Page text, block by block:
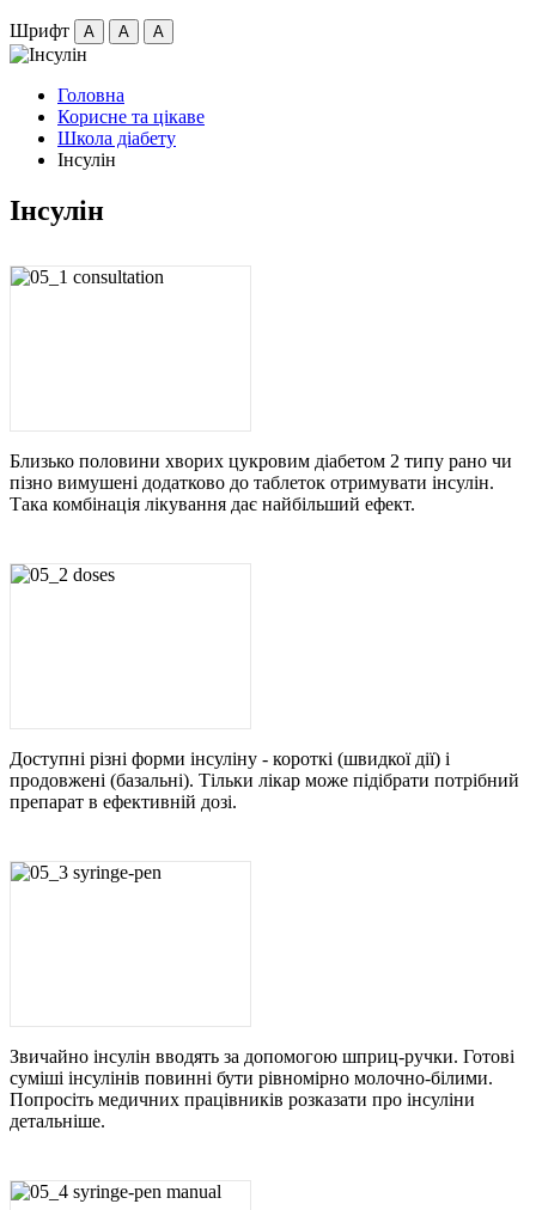
Шрифт А А А
Головна
Корисне та цікаве
Школа діабету
Інсулін
Інсулін
Близько половини хворих цукровим діабетом 2 типу рано чи
пізно вимушені додатково до таблеток отримувати інсулін.
Така комбінація лікування дає найбільший ефект.
Доступні різні форми інсуліну - короткі (швидкої дії) і
продовжені (базальні). Тільки лікар може підібрати потрібний
препарат в ефективній дозі.
Звичайно інсулін вводять за допомогою шприц-ручки. Готові
суміші інсулінів повинні бути рівномірно молочно-білими.
Попросіть медичних працівників розказати про інсуліни
детальніше.